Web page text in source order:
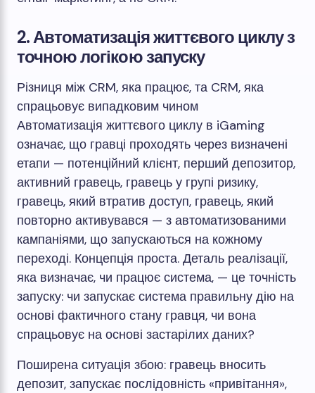
2. Автоматизація життєвого циклу з
точною логікою запуску
Різниця між CRM, яка працює, та CRM, яка
спрацьовує випадковим чином
Автоматизація життєвого циклу в iGaming
означає, що гравці проходять через визначені
етапи — потенційний клієнт, перший депозитор,
активний гравець, гравець у групі ризику,
гравець, який втратив доступ, гравець, який
повторно активувався — з автоматизованими
кампаніями, що запускаються на кожному
переході. Концепція проста. Деталь реалізації,
яка визначає, чи працює система, — це точність
запуску: чи запускає система правильну дію на
основі фактичного стану гравця, чи вона
спрацьовує на основі застарілих даних?
Поширена ситуація збою: гравець вносить
депозит, запускає послідовність «привітання»,